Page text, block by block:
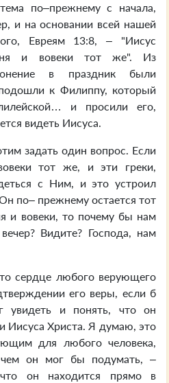
по–прежнему с начала,
и на основании всей нашей
Евреям 13:8, – "Иисус
и вовеки тот же". Из
в праздник были
к Филиппу, который
и просили его,
видеть Иисуса.
задать один вопрос. Если
тот же, и эти греки,
с Ним, и это устроил
по– прежнему остается тот
и вовеки, то почему бы нам
Видите? Господа, нам
сердце любого верующего
его веры, если б
увидеть и понять, что он
Иисуса Христа. Я думаю, это
для любого человека,
он мог бы подумать, –
что он находится прямо в